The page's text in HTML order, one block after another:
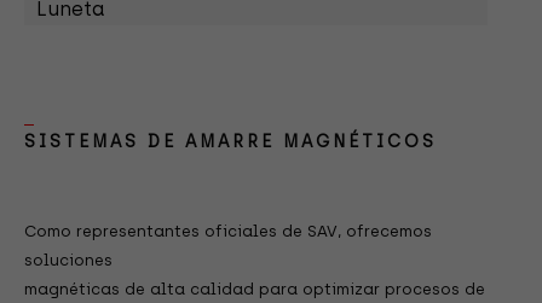
Luneta
SISTEMAS DE AMARRE MAGNÉTICOS
Como representantes oficiales de SAV, ofrecemos
soluciones
magnéticas de alta calidad para optimizar procesos de